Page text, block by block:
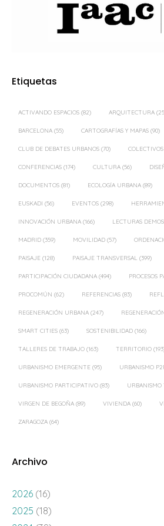
Etiquetas
ACTIVANDO ESPACIOS (82) ARQUITECTURA
BARCELONA (55) CARTOGRAFÍAS Y MAPAS (90)
CLUB DE DEBATES URBANOS (70) COLECTIVOS
CONFERENCIAS (174) CULTURA (56)
DOCUMENTOS (81) ECOLOGÍA URBANA (89)
EUSKADI (56) EVENTOS (298)
INNOVACIÓN URBANA (166) LECTURAS
MADRID (359) MOVILIDAD (57)
PAISAJE (128) PAISAJE TRANSVERSAL (399)
PARTICIPACIÓN CIUDADANA (494) PROCESOS
PROCOMÚN (62) REFERENCIAS (83)
REGENERACIÓN URBANA (247)
SMART CITIES (63) SOSTENIBILIDAD (166)
TALLERES DE TRABAJO (163) TERRITORIO
URBANISMO EMERGENTE (95) URBANISMO
URBANISMO PARTICIPATIVO (83) URBANISMO
VIRGEN DE BEGOÑA (89) VIVIENDA (60)
ZARAGOZA (64)
Archivo
2026 (16)
2025 (18)